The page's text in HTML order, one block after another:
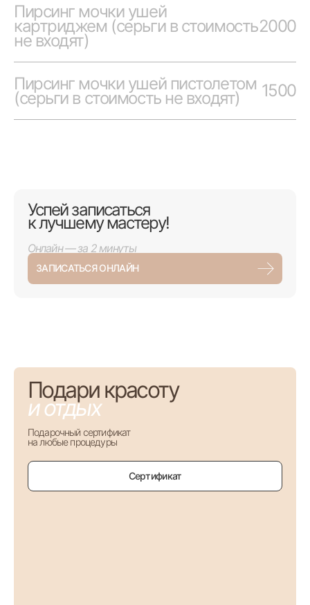
Пирсинг мочки ушей
картриджем (серьги в стоимость
не входят)
2000
Пирсинг мочки ушей пистолетом
(серьги в стоимость не входят) 1500
Успей записаться
к лучшему мастеру!
Онлайн — за 2 минуты
ЗАПИСАТЬСЯ ОНЛАЙН
Подари красоту
и отдых
Подарочный сертификат
на любые процедуры
Сертификат